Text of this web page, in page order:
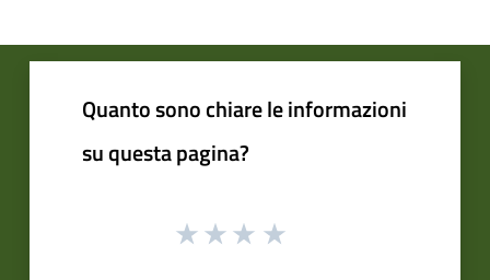
Quanto sono chiare le informazioni
su questa pagina?